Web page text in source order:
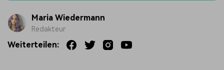
Maria Wiedermann
Redakteur
Weiterteilen: